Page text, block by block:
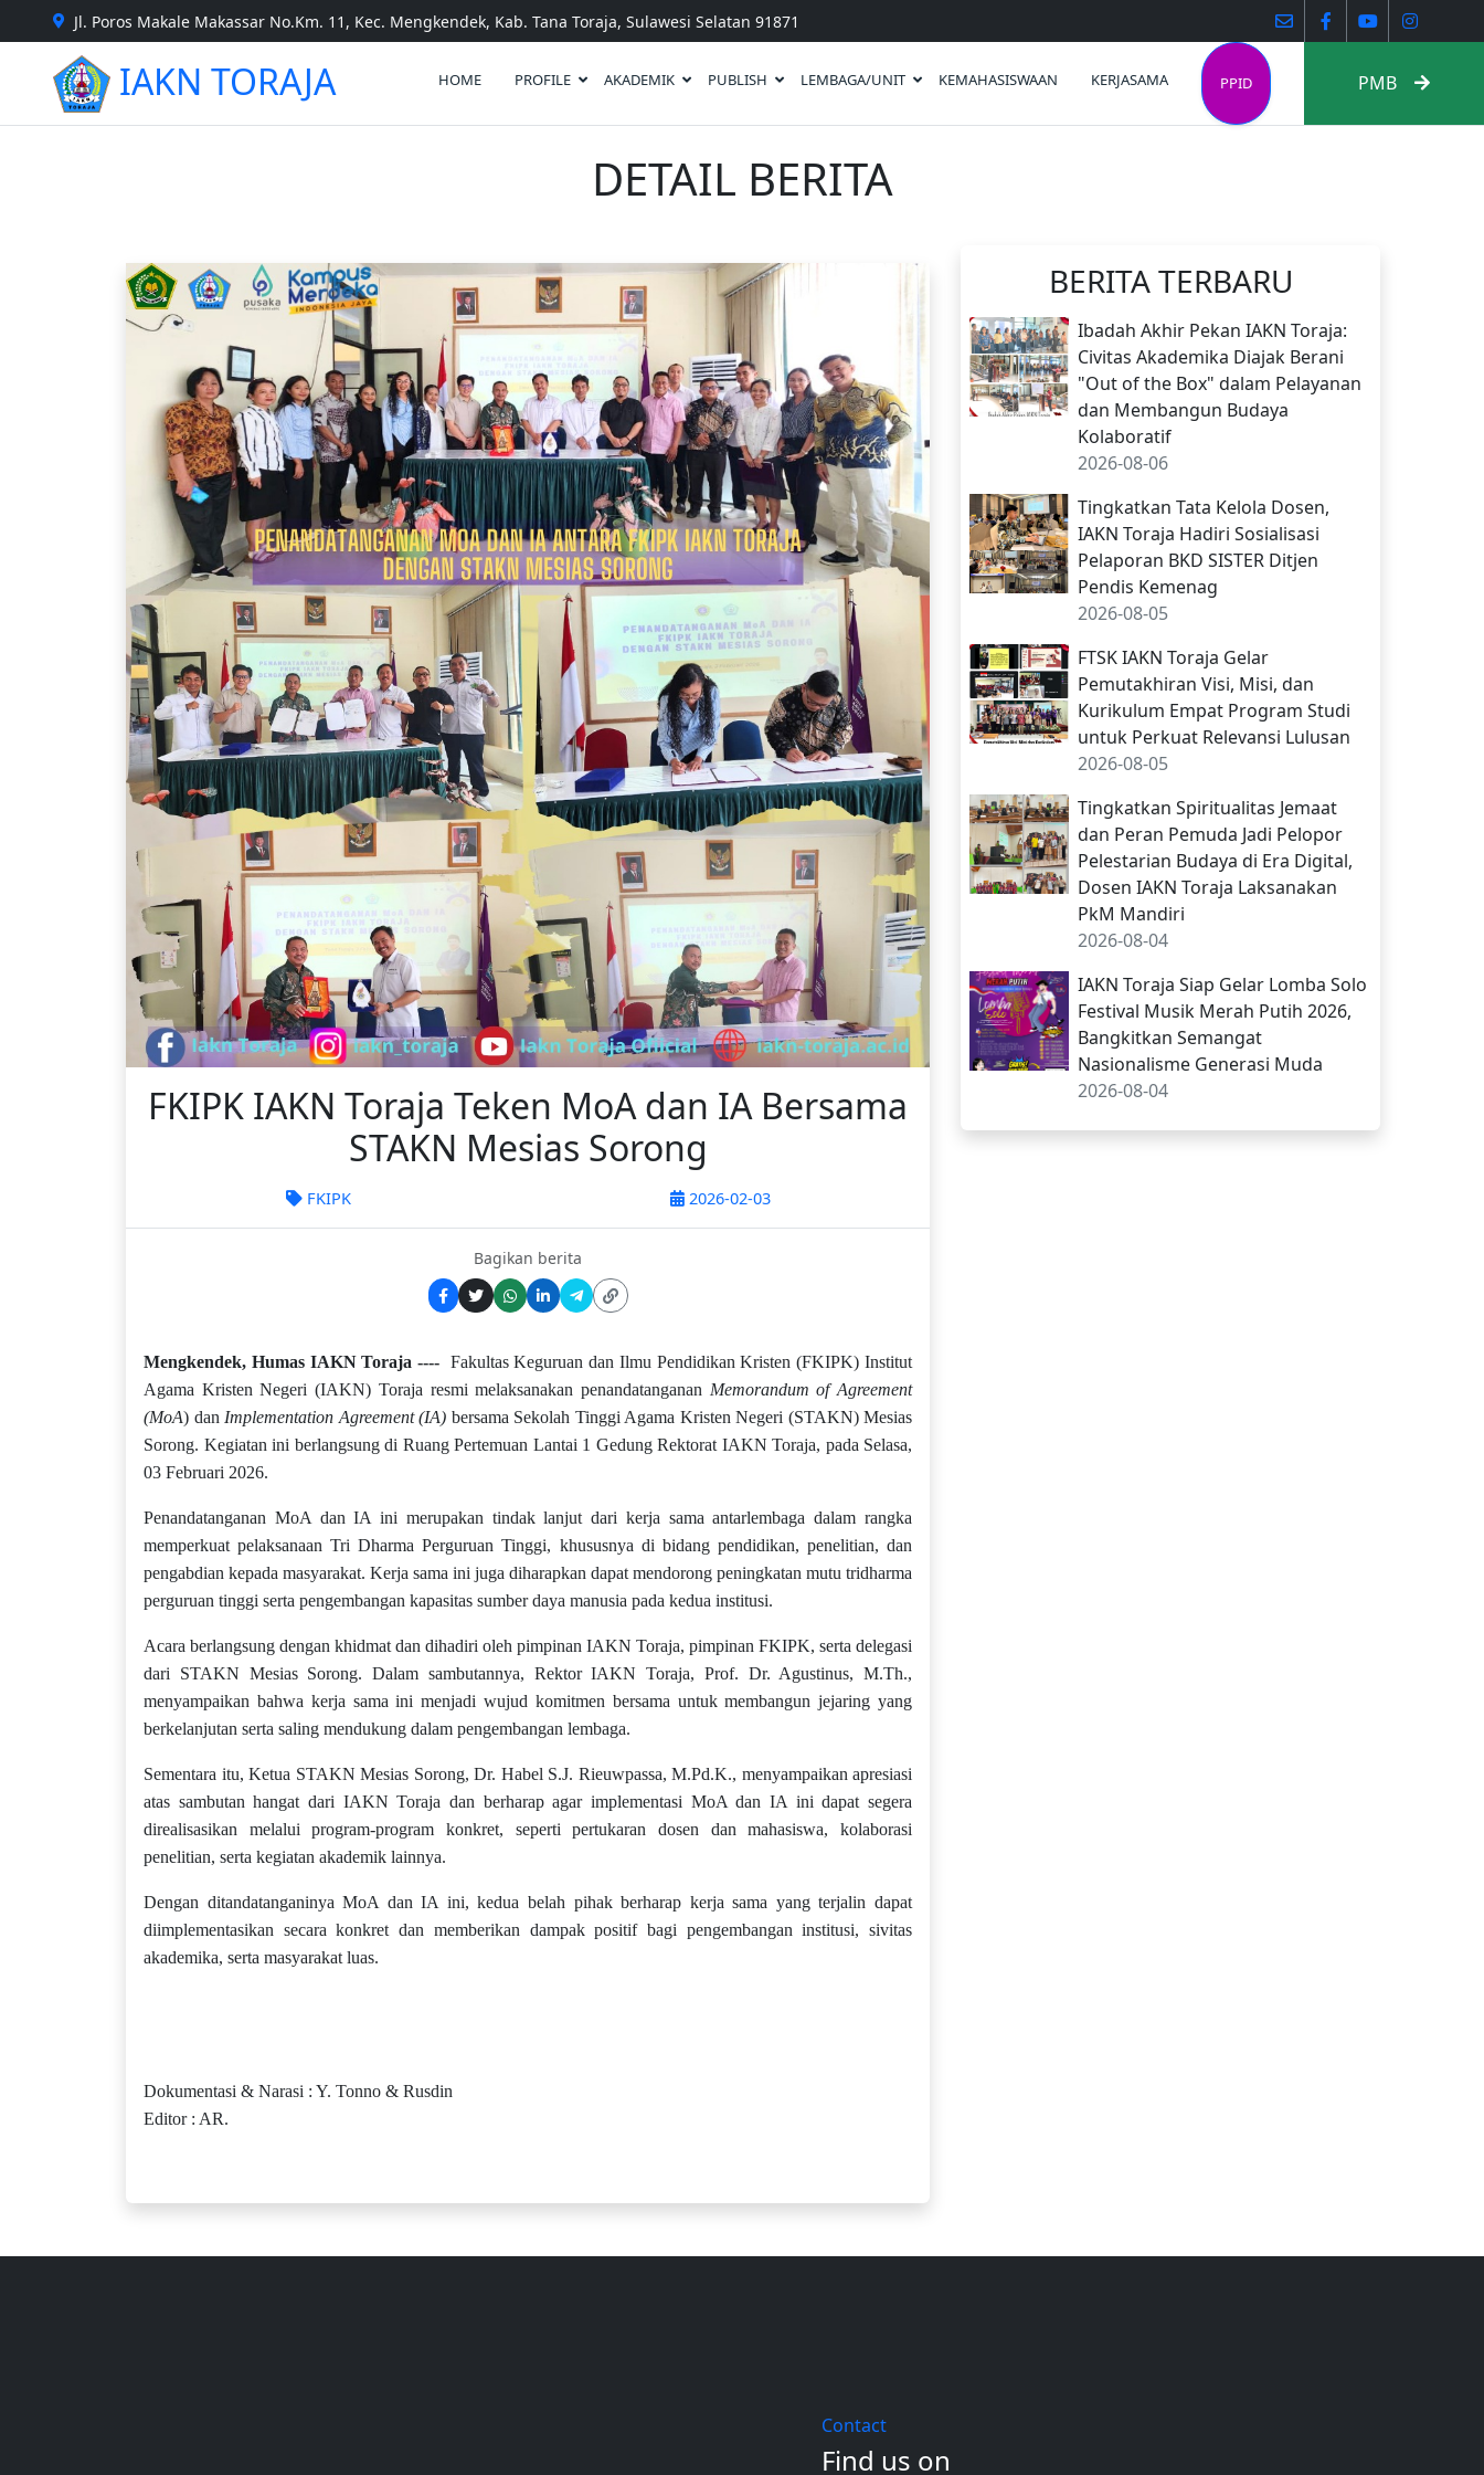
Jl. Poros Makale Makassar No.Km. 11, Kec. Mengkendek, Kab. Tana Toraja, Sulawesi Selatan 91871
IAKN TORAJA HOME PROFILE AKADEMIK PUBLISH LEMBAGA/UNIT KEMAHASISWAAN KERJASAMA PPID PMB
DETAIL BERITA
FKIPK IAKN Toraja Teken MoA dan IA Bersama
STAKN Mesias Sorong
FKIPK 2026-02-03
Bagikan berita
Mengkendek, Humas IAKN Toraja ---- Fakultas Keguruan dan Ilmu Pendidikan Kristen (FKIPK) Institut
Agama Kristen Negeri (IAKN) Toraja resmi melaksanakan penandatanganan Memorandum of Agreement
(MoA) dan Implementation Agreement (IA) bersama Sekolah Tinggi Agama Kristen Negeri (STAKN) Mesias
Sorong. Kegiatan ini berlangsung di Ruang Pertemuan Lantai 1 Gedung Rektorat IAKN Toraja, pada Selasa,
03 Februari 2026.
Penandatanganan MoA dan IA ini merupakan tindak lanjut dari kerja sama antarlembaga dalam rangka
memperkuat pelaksanaan Tri Dharma Perguruan Tinggi, khususnya di bidang pendidikan, penelitian, dan
pengabdian kepada masyarakat. Kerja sama ini juga diharapkan dapat mendorong peningkatan mutu tridharma
perguruan tinggi serta pengembangan kapasitas sumber daya manusia pada kedua institusi.
Acara berlangsung dengan khidmat dan dihadiri oleh pimpinan IAKN Toraja, pimpinan FKIPK, serta delegasi
dari STAKN Mesias Sorong. Dalam sambutannya, Rektor IAKN Toraja, Prof. Dr. Agustinus, M.Th.,
menyampaikan bahwa kerja sama ini menjadi wujud komitmen bersama untuk membangun jejaring yang
berkelanjutan serta saling mendukung dalam pengembangan lembaga.
Sementara itu, Ketua STAKN Mesias Sorong, Dr. Habel S.J. Rieuwpassa, M.Pd.K., menyampaikan apresiasi
atas sambutan hangat dari IAKN Toraja dan berharap agar implementasi MoA dan IA ini dapat segera
direalisasikan melalui program-program konkret, seperti pertukaran dosen dan mahasiswa, kolaborasi
penelitian, serta kegiatan akademik lainnya.
Dengan ditandatanganinya MoA dan IA ini, kedua belah pihak berharap kerja sama yang terjalin dapat
diimplementasikan secara konkret dan memberikan dampak positif bagi pengembangan institusi, sivitas
akademika, serta masyarakat luas.
Dokumentasi & Narasi : Y. Tonno & Rusdin
Editor : AR.
BERITA TERBARU
Ibadah Akhir Pekan IAKN Toraja:
Civitas Akademika Diajak Berani
"Out of the Box" dalam Pelayanan
dan Membangun Budaya
Kolaboratif
2026-08-06
Tingkatkan Tata Kelola Dosen,
IAKN Toraja Hadiri Sosialisasi
Pelaporan BKD SISTER Ditjen
Pendis Kemenag
2026-08-05
FTSK IAKN Toraja Gelar
Pemutakhiran Visi, Misi, dan
Kurikulum Empat Program Studi
untuk Perkuat Relevansi Lulusan
2026-08-05
Tingkatkan Spiritualitas Jemaat
dan Peran Pemuda Jadi Pelopor
Pelestarian Budaya di Era Digital,
Dosen IAKN Toraja Laksanakan
PkM Mandiri
2026-08-04
IAKN Toraja Siap Gelar Lomba Solo
Festival Musik Merah Putih 2026,
Bangkitkan Semangat
Nasionalisme Generasi Muda
2026-08-04
Contact
Find us on